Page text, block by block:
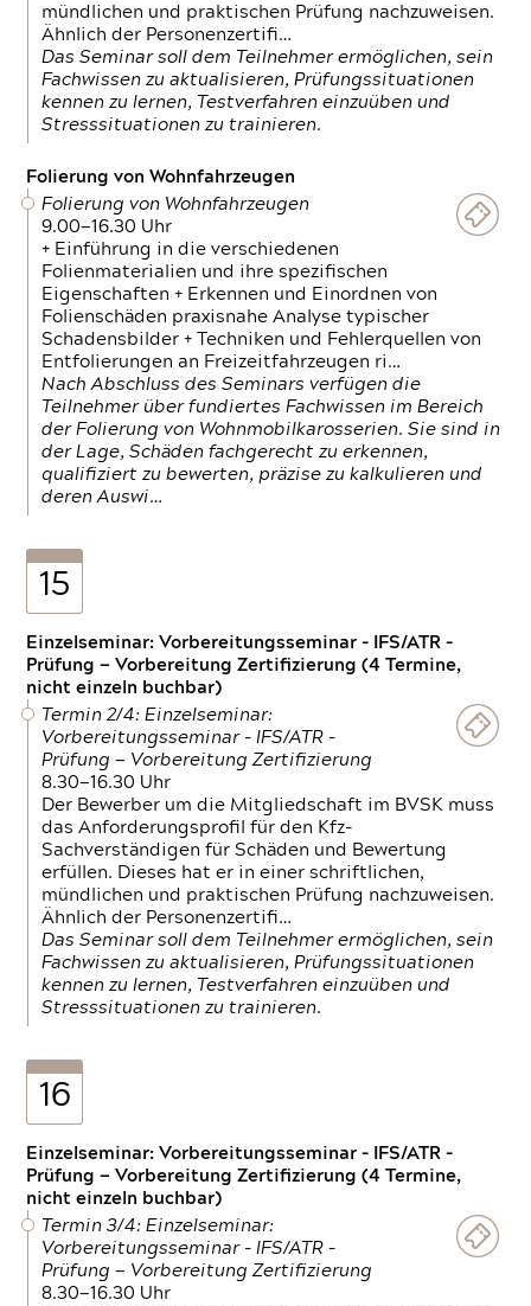
mündlichen und praktischen Prüfung nachzuweisen.
Ähnlich der Personenzertifi…
Das Seminar soll dem Teilnehmer ermöglichen, sein
Fachwissen zu aktualisieren, Prüfungssituationen
kennen zu lernen, Testverfahren einzuüben und
Stresssituationen zu trainieren.
Folierung von Wohnfahrzeugen
Folierung von Wohnfahrzeugen
9.00—16.30 Uhr
+ Einführung in die verschiedenen
Folienmaterialien und ihre spezifischen
Eigenschaften + Erkennen und Einordnen von
Folienschäden praxisnahe Analyse typischer
Schadensbilder + Techniken und Fehlerquellen von
Entfolierungen an Freizeitfahrzeugen ri…
Nach Abschluss des Seminars verfügen die
Teilnehmer über fundiertes Fachwissen im Bereich
der Folierung von Wohnmobilkarosserien. Sie sind in
der Lage, Schäden fachgerecht zu erkennen,
qualifiziert zu bewerten, präzise zu kalkulieren und
deren Auswi…
15
Einzelseminar: Vorbereitungsseminar - IFS/ATR -
Prüfung — Vorbereitung Zertifizierung (4 Termine,
nicht einzeln buchbar)
Termin 2/4: Einzelseminar:
Vorbereitungsseminar - IFS/ATR -
Prüfung — Vorbereitung Zertifizierung
8.30—16.30 Uhr
Der Bewerber um die Mitgliedschaft im BVSK muss
das Anforderungsprofil für den Kfz-
Sachverständigen für Schäden und Bewertung
erfüllen. Dieses hat er in einer schriftlichen,
mündlichen und praktischen Prüfung nachzuweisen.
Ähnlich der Personenzertifi…
Das Seminar soll dem Teilnehmer ermöglichen, sein
Fachwissen zu aktualisieren, Prüfungssituationen
kennen zu lernen, Testverfahren einzuüben und
Stresssituationen zu trainieren.
16
Einzelseminar: Vorbereitungsseminar - IFS/ATR -
Prüfung — Vorbereitung Zertifizierung (4 Termine,
nicht einzeln buchbar)
Termin 3/4: Einzelseminar:
Vorbereitungsseminar - IFS/ATR -
Prüfung — Vorbereitung Zertifizierung
8.30—16.30 Uhr